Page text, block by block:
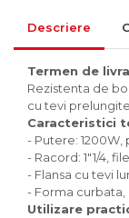
Suporturi si
Living & hol
Mobila living
Comode
Mese cafea si
Rafturi si biblioteci
Tabureti si fotolii
Descriere
Termen de
Rezistenta de
cu tevi
Caracteristici
- Putere:
- Racord: 1"1/4,
- Flansa cu tevi
- Forma curbata,
Utilizare